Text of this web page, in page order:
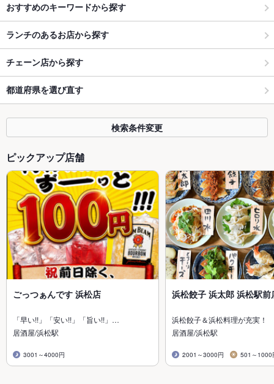
おすすめのキーワードから探す
ランチのあるお店から探す
チェーン店から探す
都道府県を選び直す
検索条件変更
ピックアップ店舗
ごっつぁんです 浜松店
「早い!!」「安い!!」「旨い!!」…
居酒屋/浜松駅
3001～4000円
浜松餃子 浜太郎 浜松駅前
浜松餃子＆浜松料理が充実！
居酒屋/浜松駅
2001～3000円 501～1000